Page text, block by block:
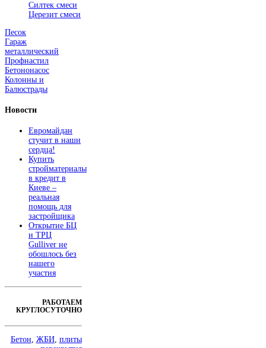
Силтек смеси
Церезит смеси
Песок
Гараж
металлический
Профнастил
Бетононасос
Колонны и
Балюстрады
Новости
Евромайдан
стучит в наши
сердца!
Купить
стройматериалы
в кредит в
Киеве –
реальная
помощь для
застройщика
Открытие БЦ
и ТРЦ
Gulliver не
обошлось без
нашего
участия
РАБОТАЕМ
КРУГЛОСУТОЧНО
Бетон, ЖБИ, плиты